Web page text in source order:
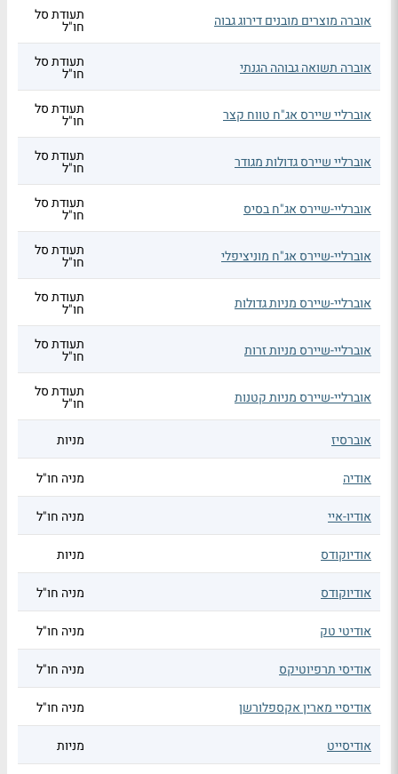
אוברה מוצרים מובנים דירוג גבוה תעודת סל
חו"ל
אוברה תשואה גבוהה הגנתי תעודת סל
חו"ל
אוברליי שיירס אג"ח טווח קצר תעודת סל
חו"ל
אוברליי שיירס גדולות מגודר תעודת סל
חו"ל
אוברליי-שיירס אג"ח בסיס תעודת סל
חו"ל
אוברליי-שיירס אג"ח מוניציפלי תעודת סל
חו"ל
אוברליי-שיירס מניות גדולות תעודת סל
חו"ל
אוברליי-שיירס מניות זרות תעודת סל
חו"ל
אוברליי-שיירס מניות קטנות תעודת סל
חו"ל
אוברסיז
מניות
אודיה מניה חו"ל
אודיו-איי מניה חו"ל
אודיוקודס מניות
אודיוקודס מניה חו"ל
אודיטי טק מניה חו"ל
אודיסי תרפיוטיקס מניה חו"ל
אודיסיי מארין אקספלורשן מניה חו"ל
אודיסייט מניות